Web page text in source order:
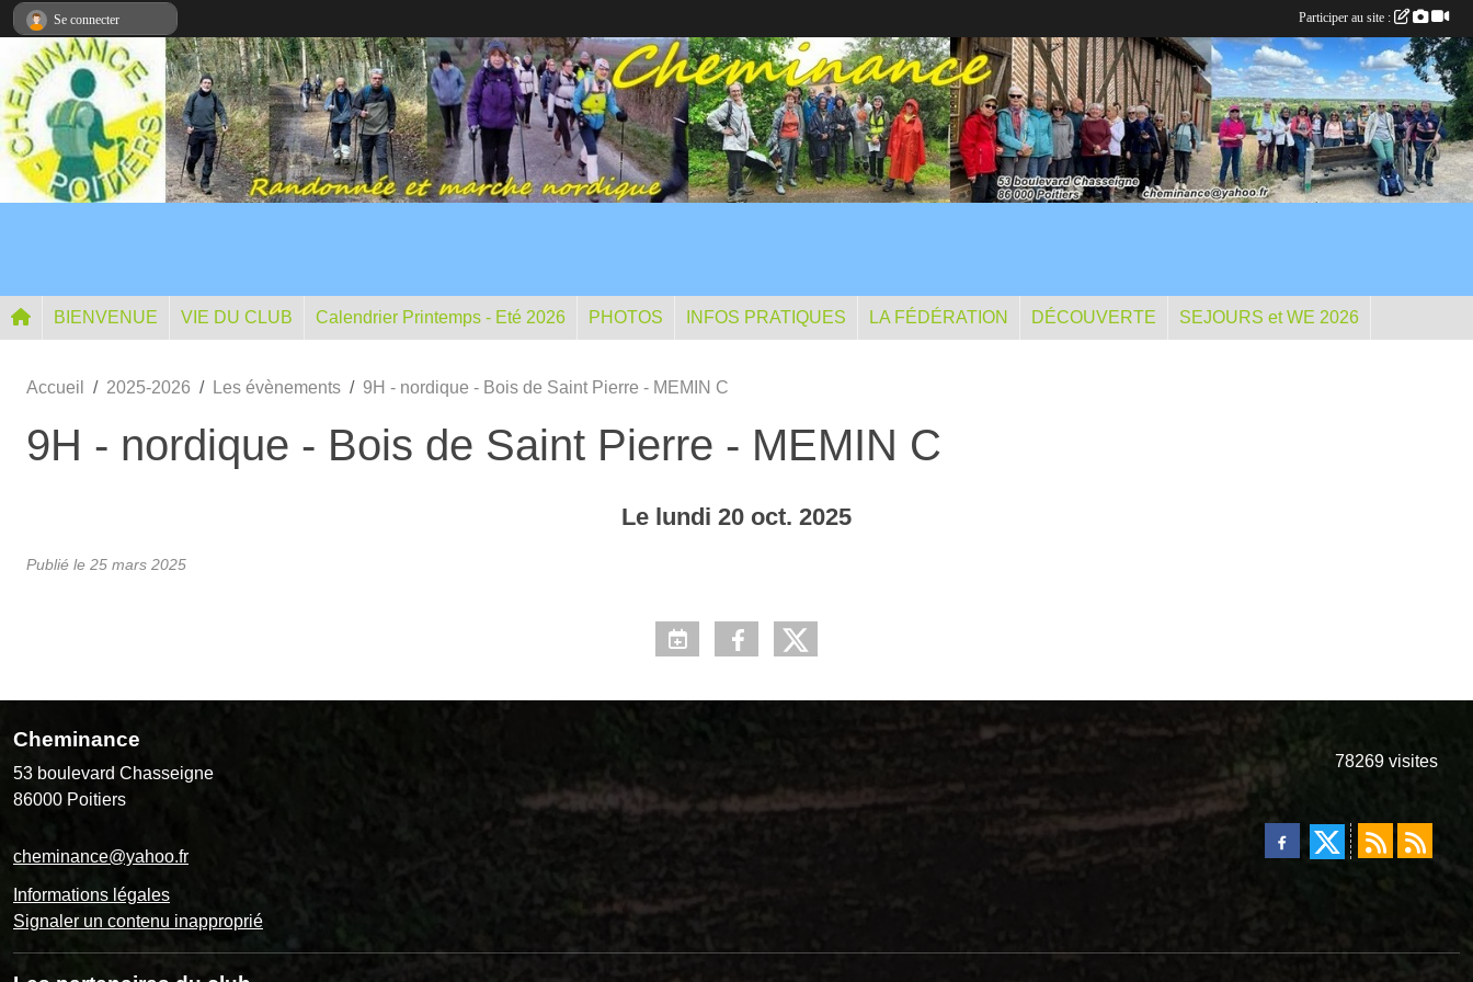
BIENVENUE VIE DU CLUB Calendrier Printemps - Eté 2026 PHOTOS INFOS PRATIQUES LA FÉDÉRATION DÉCOUVERTE SEJOURS et WE 2026
Accueil 2025-2026 Les évènements 9H - nordique - Bois de Saint Pierre - MEMIN C
9H - nordique - Bois de Saint Pierre - MEMIN C
Le lundi 20 oct. 2025
Publié le 25 mars 2025
Cheminance
53 boulevard Chasseigne
86000 Poitiers
cheminance@yahoo.fr
Informations légales
Signaler un contenu inapproprié
78269 visites
Se connecter Participer au site :
Panneau de gestion des cookies